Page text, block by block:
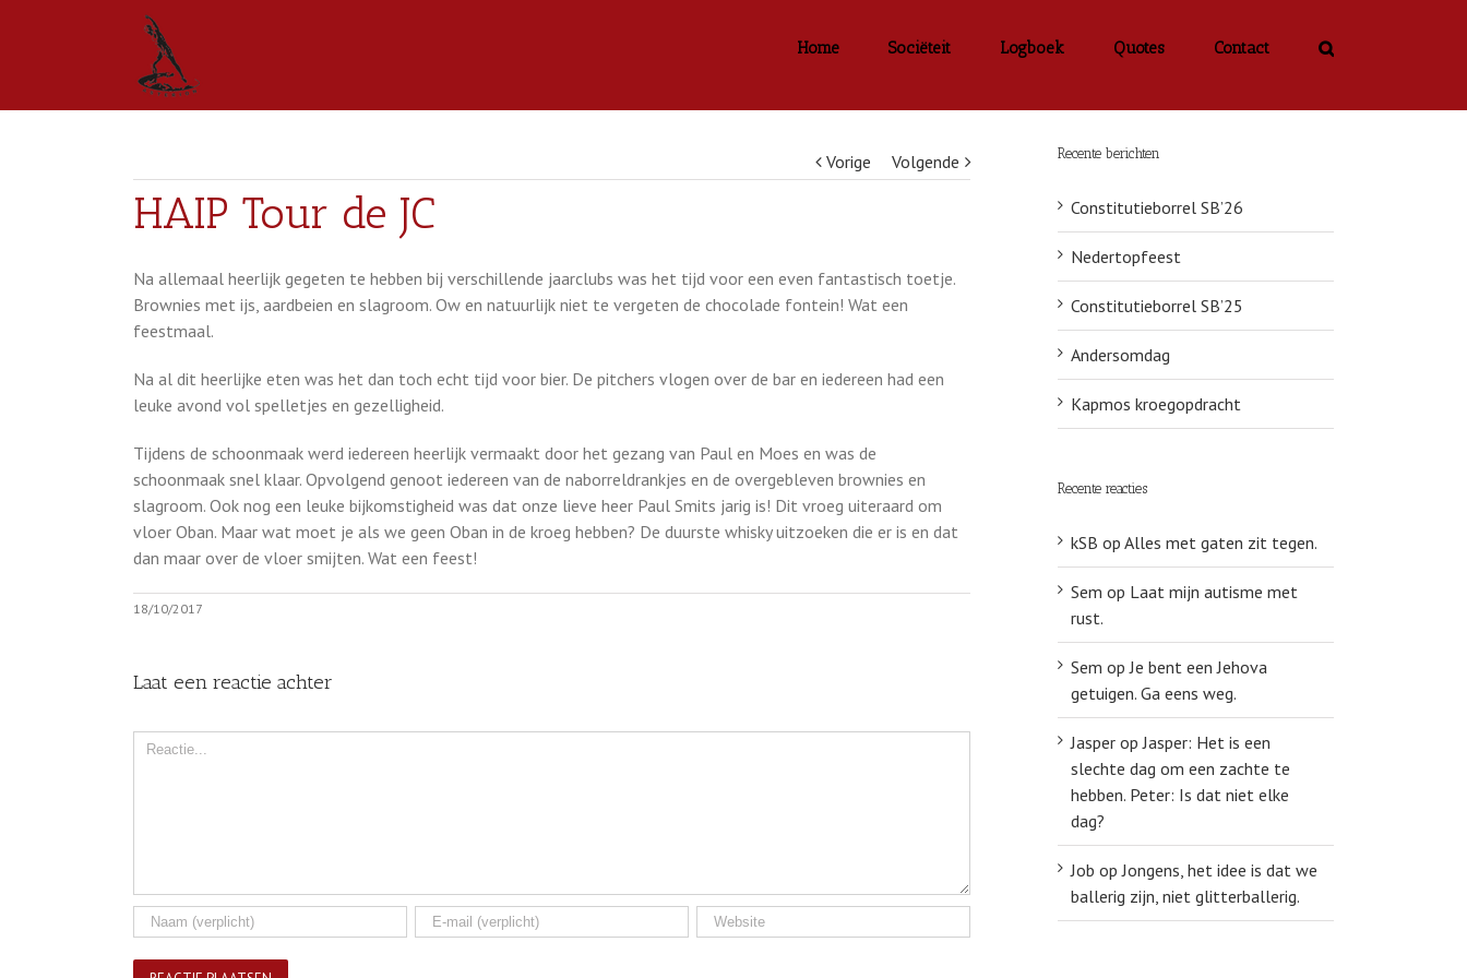
Home Sociëteit Logboek Quotes Contact
Vorige Volgende
HAIP Tour de JC
Na allemaal heerlijk gegeten te hebben bij verschillende jaarclubs was het tijd voor een even fantastisch toetje.
Brownies met ijs, aardbeien en slagroom. Ow en natuurlijk niet te vergeten de chocolade fontein! Wat een
feestmaal.
Na al dit heerlijke eten was het dan toch echt tijd voor bier. De pitchers vlogen over de bar en iedereen had een
leuke avond vol spelletjes en gezelligheid.
Tijdens de schoonmaak werd iedereen heerlijk vermaakt door het gezang van Paul en Moes en was de
schoonmaak snel klaar. Opvolgend genoot iedereen van de naborreldrankjes en de overgebleven brownies en
slagroom. Ook nog een leuke bijkomstigheid was dat onze lieve heer Paul Smits jarig is! Dit vroeg uiteraard om
vloer Oban. Maar wat moet je als we geen Oban in de kroeg hebben? De duurste whisky uitzoeken die er is en dat
dan maar over de vloer smijten. Wat een feest!
18/10/2017
Laat een reactie achter
Comment
Recente berichten
Constitutieborrel SB’26
Nedertopfeest
Constitutieborrel SB’25
Andersomdag
Kapmos kroegopdracht
Recente reacties
kSB op Alles met gaten zit tegen.
Sem op Laat mijn autisme met
rust.
Sem opJe bent een Jehova
getuigen. Ga eens weg.
Jasper opJasper: Het is een
slechte dag om een zachte te
hebben. Peter: Is dat niet elke
dag?
Job opJongens, het idee is dat we
ballerig zijn, niet glitterballerig.